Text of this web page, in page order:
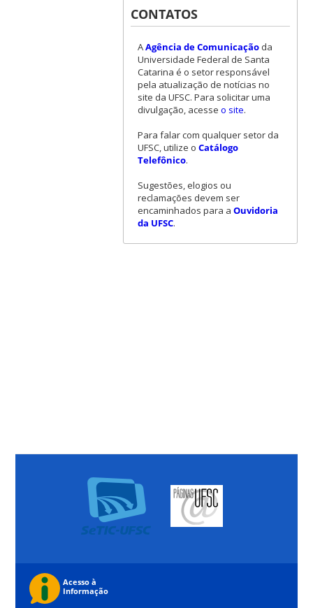
CONTATOS
AAgência de Comunicaçãoda
Universidade Federal de Santa
Catarina é o setor responsável
pela atualização de notícias no
site da UFSC. Para solicitar uma
divulgação, acesse o site.
Para falar com qualquer setor da
UFSC, utilize o Catálogo
Telefônico.
Sugestões, elogios ou
reclamações devem ser
encaminhados para a Ouvidoria
da UFSC.